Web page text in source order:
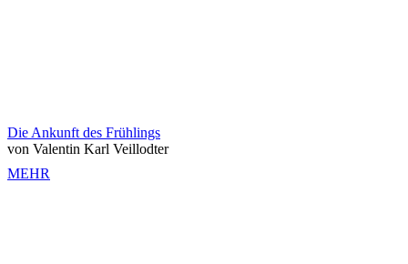
Die Ankunft des Frühlings
von Valentin Karl Veillodter
MEHR